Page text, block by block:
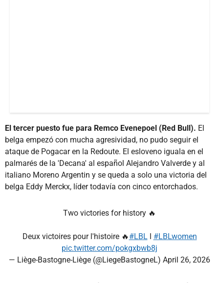
El tercer puesto fue para Remco Evenepoel (Red Bull). El
belga empezó con mucha agresividad, no pudo seguir el
ataque de Pogacar en la Redoute. El esloveno iguala en el
palmarés de la 'Decana' al español Alejandro Valverde y al
italiano Moreno Argentin y se queda a solo una victoria del
belga Eddy Merckx, líder todavía con cinco entorchados.
Two victories for history 🔥
Deux victoires pour l'histoire 🔥 #LBL l #LBLwomen
pic.twitter.com/pokgxbwb8j
— Liège-Bastogne-Liège (@LiegeBastogneL) April 26, 2026